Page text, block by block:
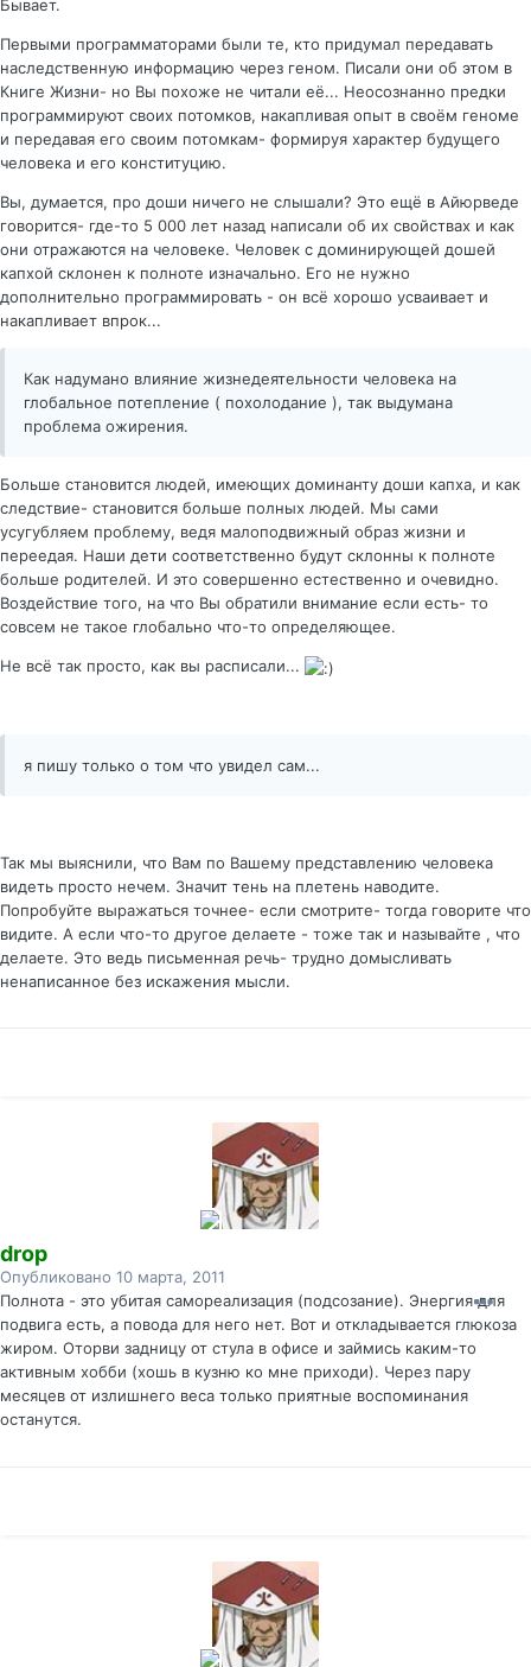
Бывает.
Первыми программаторами были те, кто придумал передавать
наследственную информацию через геном. Писали они об этом в
Книге Жизни- но Вы похоже не читали её... Неосознанно предки
программируют своих потомков, накапливая опыт в своём геноме
и передавая его своим потомкам- формируя характер будущего
человека и его конституцию.
Вы, думается, про доши ничего не слышали? Это ещё в Айюрведе
говорится- где-то 5 000 лет назад написали об их свойствах и как
они отражаются на человеке. Человек с доминирующей дошей
капхой склонен к полноте изначально. Его не нужно
дополнительно программировать - он всё хорошо усваивает и
накапливает впрок...
Как надумано влияние жизнедеятельности человека на
глобальное потепление ( похолодание ), так выдумана
проблема ожирения.
Больше становится людей, имеющих доминанту доши капха, и как
следствие- становится больше полных людей. Мы сами
усугубляем проблему, ведя малоподвижный образ жизни и
переедая. Наши дети соответственно будут склонны к полноте
больше родителей. И это совершенно естественно и очевидно.
Воздействие того, на что Вы обратили внимание если есть- то
совсем не такое глобально что-то определяющее.
Не всё так просто, как вы расписали...
я пишу только о том что увидел сам...
Так мы выяснили, что Вам по Вашему представлению человека
видеть просто нечем. Значит тень на плетень наводите.
Попробуйте выражаться точнее- если смотрите- тогда говорите что
видите. А если что-то другое делаете - тоже так и называйте , что
делаете. Это ведь письменная речь- трудно домысливать
ненаписанное без искажения мысли.
drop
Опубликовано 10 марта, 2011
Полнота - это убитая самореализация (подсозание). Энергия для
подвига есть, а повода для него нет. Вот и откладывается глюкоза
жиром. Оторви задницу от стула в офисе и займись каким-то
активным хобби (хошь в кузню ко мне приходи). Через пару
месяцев от излишнего веса только приятные воспоминания
останутся.